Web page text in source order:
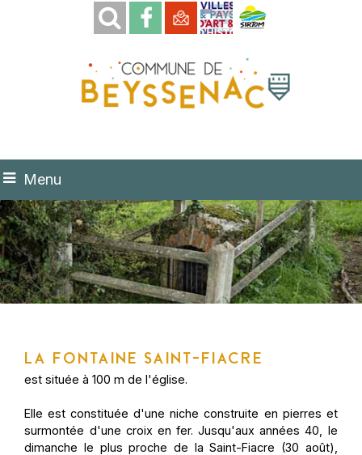
Menu
La Fontaine Saint-Fiacre
est située à 100 m de l'église.
Elle est constituée d'une niche construite en pierres et
surmontée d'une croix en fer. Jusqu'aux années 40, le
dimanche le plus proche de la Saint-Fiacre (30 août),